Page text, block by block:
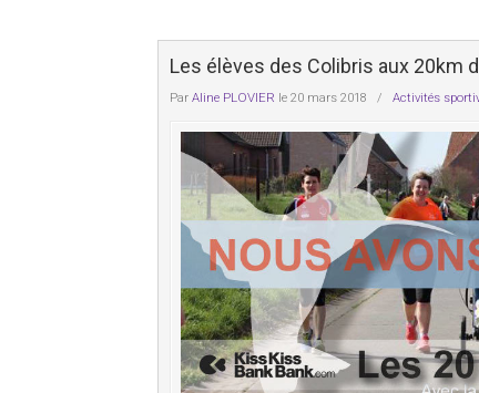
Les élèves des Colibris aux 20km
Par Aline PLOVIER le 20 mars 2018 / Activités